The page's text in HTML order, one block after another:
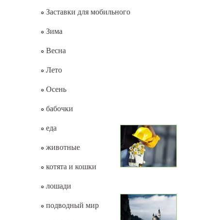
Заставки для мобильного
Зима
Весна
Лето
Осень
бабочки
еда
животные
котята и кошки
лошади
подводный мир